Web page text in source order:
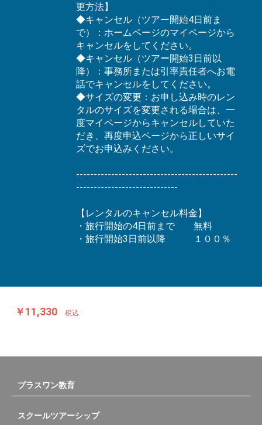
更方法】
◆キャンセル（ツアー開始4日前ま
で）：ホームページのマイページから
キャンセルをしてください。
◆キャンセル（ツアー開始3日前以
降）：事務所または引率責任者へお電
話でキャンセルをしてください。
◆サイズの変更：お申し込み時のレン
タルのサイズを変更される場合は、一
度マイページからキャンセルしていた
だき、再度申込ページから正しいサイ
ズでお申込みください。
----------------------------------------------
-----------------------------
【レンタルのキャンセル料金】
・旅行開始の4日前まで 無料
・旅行開始3日前以降 １００％
￥11,330 税込
プラスワン教育
スクールツアーシップ